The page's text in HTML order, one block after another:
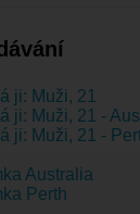
ji: Muži, 21
ji: Muži, 21 -
ji: Muži, 21 -
Australia
Perth